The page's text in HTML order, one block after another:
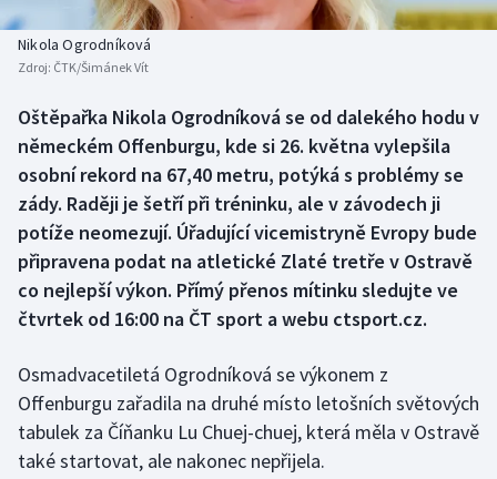
Biatlon
Box
Curling
Dostihy
Florbal
Golf
Gymnastika
Aplikace ČT sport
Nikola Ogrodníková
Zdroj: ČTK/Šimánek Vít
Oštěpařka Nikola Ogrodníková se od dalekého hodu v
německém Offenburgu, kde si 26. května vylepšila
osobní rekord na 67,40 metru, potýká s problémy se
zády. Raději je šetří při tréninku, ale v závodech ji
potíže neomezují. Úřadující vicemistryně Evropy bude
připravena podat na atletické Zlaté tretře v Ostravě
co nejlepší výkon. Přímý přenos mítinku sledujte ve
čtvrtek od 16:00 na ČT sport a webu ctsport.cz.
Osmadvacetiletá Ogrodníková se výkonem z
Offenburgu zařadila na druhé místo letošních světových
tabulek za Číňanku Lu Chuej-chuej, která měla v Ostravě
také startovat, ale nakonec nepřijela.